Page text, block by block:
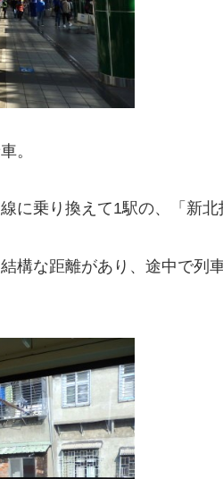
。
に乗り換えて1駅の、「新
構な距離があり、途中で列